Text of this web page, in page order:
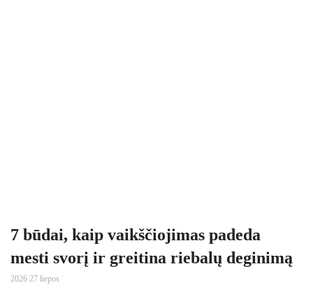
7 būdai, kaip vaikščiojimas padeda
mesti svorį ir greitina riebalų deginimą
2026 27 liepos